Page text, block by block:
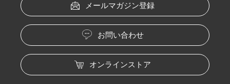
メールマガジン登録
お問い合わせ
オンラインストア